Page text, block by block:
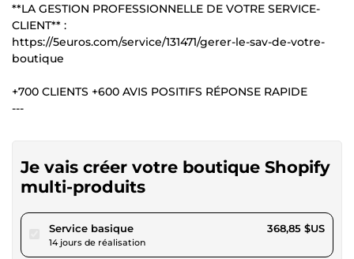
**LA GESTION PROFESSIONNELLE DE VOTRE SERVICE-
CLIENT** :
https://5euros.com/service/131471/gerer-le-sav-de-votre-
boutique
+700 CLIENTS +600 AVIS POSITIFS RÉPONSE RAPIDE
---
Je vais créer votre boutique Shopify
multi-produits
Service basiquepour 339,94 $US
14 jours de réalisation
368,85 $US